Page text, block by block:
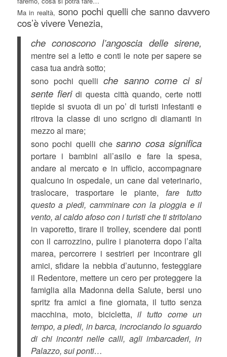
Ma in realtà, sono pochi quelli che sanno davvero
cos’è vivere Venezia,
che conoscono l’angoscia delle sirene,
mentre sei a letto e conti le note per sapere se
casa tua andrà sotto;
sono pochi quelliche sanno come ci si
sente fieridi questa città quando, certe notti
tiepide si svuota di un po’ di turisti infestanti e
ritrova la classe di uno scrigno di diamanti in
mezzo al mare;
sono pochi quelli chesanno cosa significa
portare i bambini all’asilo e fare la spesa,
andare al mercato e in ufficio, accompagnare
qualcuno in ospedale, un cane dal veterinario,
traslocare, trasportare le piante, fare tutto
questo a piedi, camminare con la pioggia e il
vento, al caldo afoso con i turisti che ti stritolano
in vaporetto, tirare il trolley, scendere dai ponti
con il carrozzino, pulire i pianoterra dopo l’alta
marea, percorrere i sestrieri per incontrare gli
amici, sfidare la nebbia d’autunno, festeggiare
il Redentore, mettere un cero per proteggere la
famiglia alla Madonna della Salute, bersi uno
spritz fra amici a fine giornata, il tutto senza
macchina, moto, bicicletta, il tutto come un
tempo, a piedi, in barca, incrociando lo sguardo
di chi incontri nelle calli, agli imbarcaderi, in
Palazzo, sui ponti…